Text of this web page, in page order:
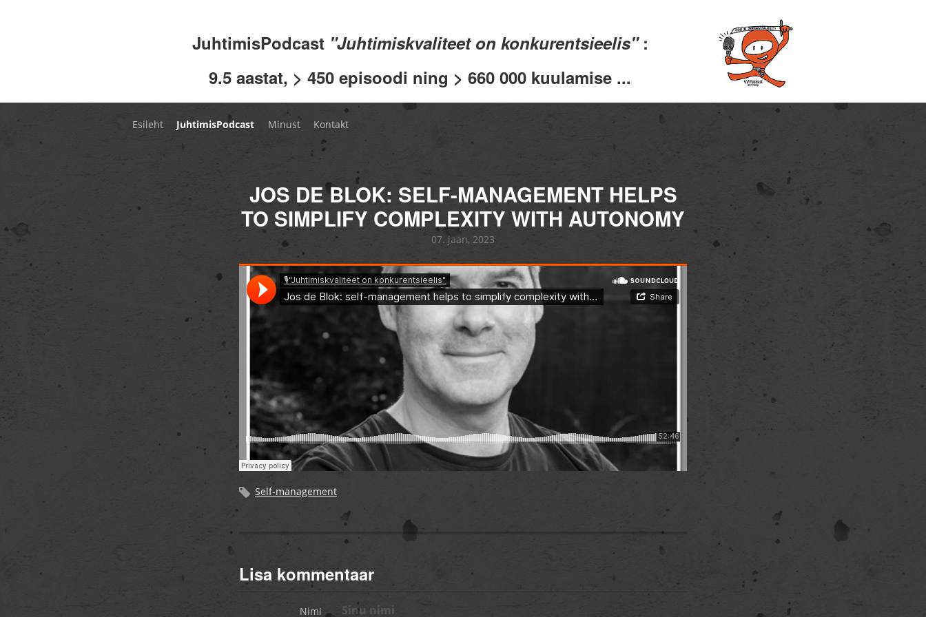
JuhtimisPodcast "Juhtimiskvaliteet on konkurentsieelis" :
9.5 aastat, > 450 episoodi ning > 660 000 kuulamise ...
Esileht JuhtimisPodcast Minust Kontakt
JOS DE BLOK: SELF-MANAGEMENT HELPS
TO SIMPLIFY COMPLEXITY WITH AUTONOMY
07. jaan, 2023
Self-management
Lisa kommentaar
Nimi